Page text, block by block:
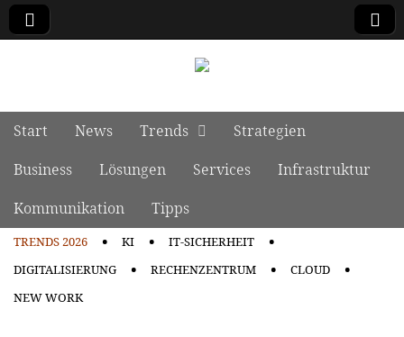
Main menu
Skip to content
Start News Trends
Strategien
Business
Lösungen Services
Infrastruktur
Kommunikation
Tipps
TRENDS 2026 KI
IT-SICHERHEIT
DIGITALISIERUNG
RECHENZENTRUM
CLOUD
NEW WORK